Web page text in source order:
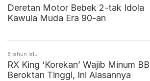
Deretan Motor Bebek 2-tak Idola
Kawula Muda Era 90-an
8 tahun lalu
RX King ‘Korekan’ Wajib Minum
Beroktan Tinggi, Ini Alasannya